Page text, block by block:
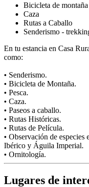
Bicicleta de
Caza
Rutas a Caballo
Senderismo -
En tu estancia en Casa
como:
• Senderismo.
• Bicicleta de Montaña.
• Pesca.
• Caza.
• Paseos a caballo.
• Rutas Históricas.
• Rutas de Película.
• Observación de
Ibérico y Águila Imperial.
• Ornitología.
Lugares de